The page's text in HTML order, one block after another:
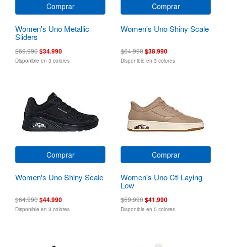
Comprar
Women's Uno Metallic
Sliders
$69.990$34.990
Disponible en 3 colores
Comprar
Women's Uno Shiny Scale
$64.990$38.990
Disponible en 3 colores
Comprar
Women's Uno Shiny Scale
$64.990$44.990
Disponible en 3 colores
Comprar
Women's Uno Ctl Laying
Low
$69.990$41.990
Disponible en 5 colores